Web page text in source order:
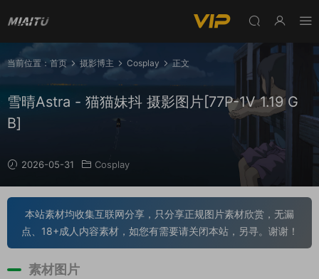
当前位置： 首页 摄影博主 Cosplay 正文
雪晴Astra - 猫猫妹抖 摄影图片[77P-1V 1.19 G
B]
2026-05-31 Cosplay
本站素材均收集互联网分享，只分享正规图片素材欣赏，无漏
点、18+成人内容素材，如您有需要请关闭本站，另寻。谢谢！
素材图片